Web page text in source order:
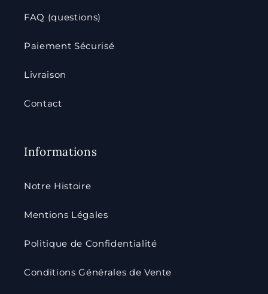
FAQ (questions)
Paiement Sécurisé
Livraison
Contact
Informations
Notre Histoire
Mentions Légales
Politique de Confidentialité
Conditions Générales de Vente